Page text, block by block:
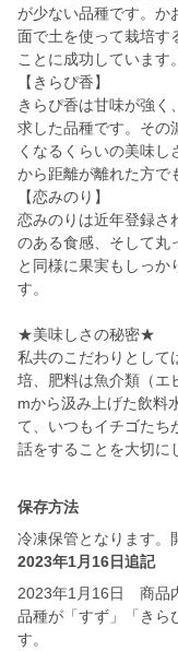
が少ない品種です。か
面で土を使って栽培す
ことに成功しています。
【きらぴ香】
きらぴ香は甘味が強く
求した品種です。その
くなるくらいの美味し
から距離が離れた方で
【恋みのり】
恋みのりは近年登録さ
のある食感、そして丸
と同様に果実もしっか
す。
★美味しさの秘密★
私共のこだわりとして
培、肥料は魚介類（エ
mから汲み上げた飲料
て、いつもイチゴたち
保存方法
冷凍保管となります。
2023年1月16日追記
2023年1月16日 商品
品種が「すず」「きら
す。